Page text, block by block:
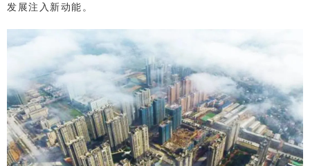
发展注入新动能。